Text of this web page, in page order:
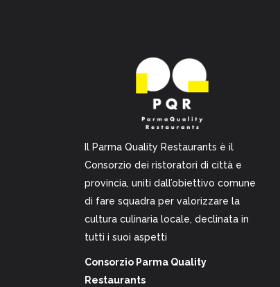
Il Parma Quality Restaurants è il
Consorzio dei ristoratori di città e
provincia, uniti dall’obiettivo comune
di fare squadra per valorizzare la
cultura culinaria locale, declinata in
tutti i suoi aspetti
Consorzio Parma Quality
Restaurants